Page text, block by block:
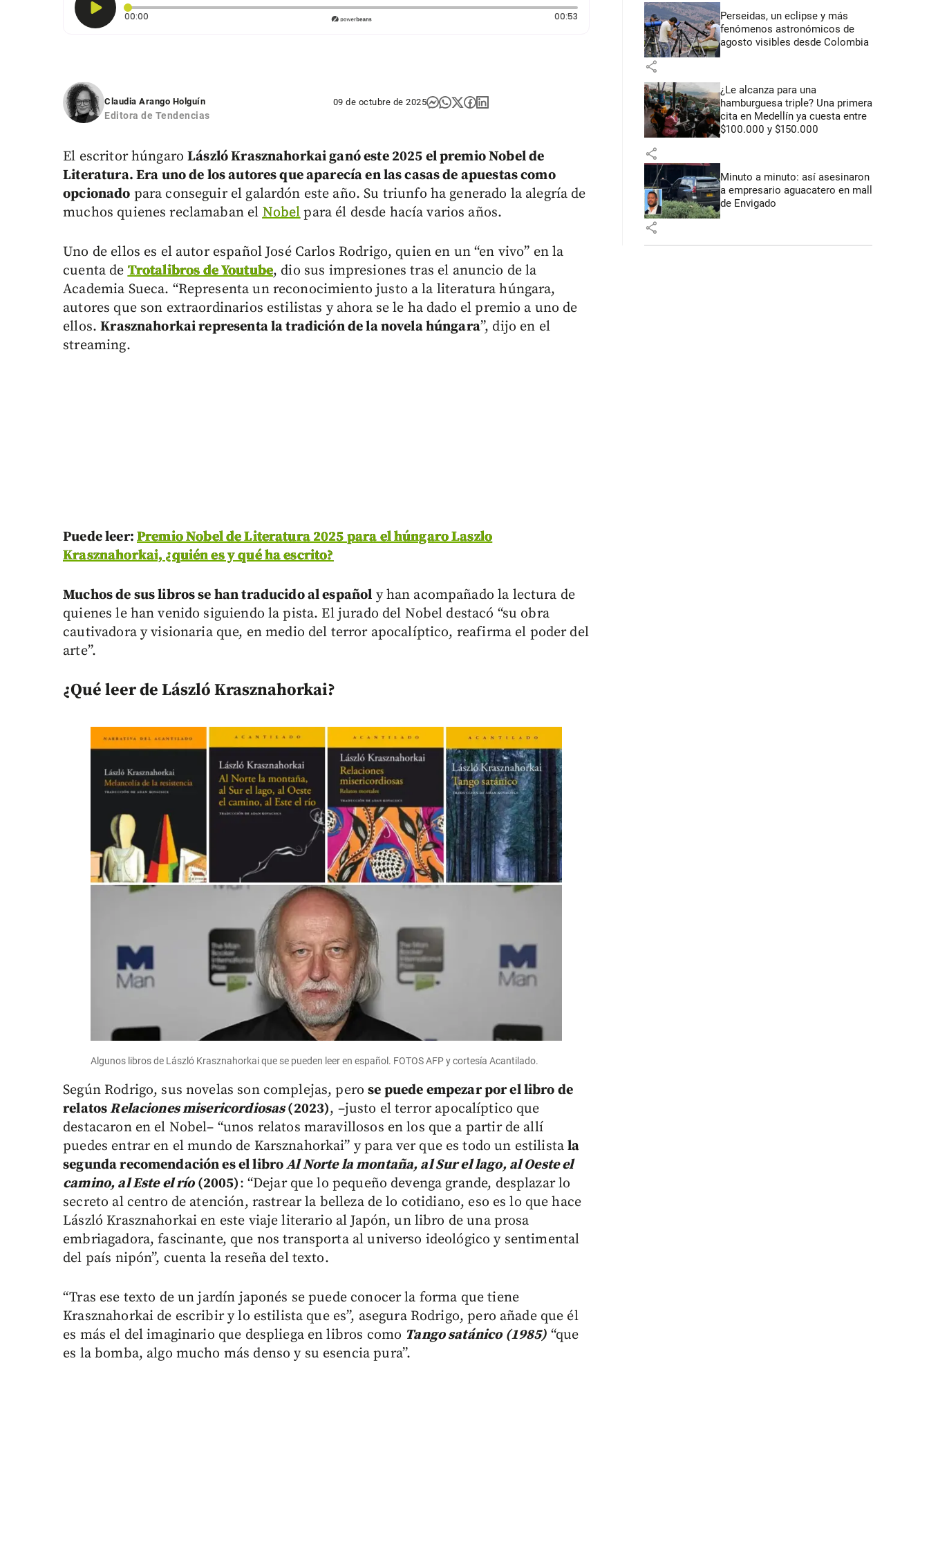
00:00
00:53Duración: 53 segundos
Claudia Arango Holguín
Editora de Tendencias
09 de octubre de 2025
El escritor húngaroLászló Krasznahorkai ganó este 2025 el premio Nobel de
Literatura. Era uno de los autores que aparecía en las casas de apuestas como
opcionado para conseguir el galardón este año. Su triunfo ha generado la alegría de
muchos quienes reclamaban elNobelpara él desde hacía varios años.
Uno de ellos es el autor español José Carlos Rodrigo, quien en un “en vivo” en la
cuenta deTrotalibros de Youtube, dio sus impresiones tras el anuncio de la
Academia Sueca. “Representa un reconocimiento justo a la literatura húngara,
autores que son extraordinarios estilistas y ahora se le ha dado el premio a uno de
ellos.Krasznahorkai representa la tradición de la novela húngara”, dijo en el
streaming.
Puede leer: Premio Nobel de Literatura 2025 para el húngaro Laszlo
Krasznahorkai, ¿quién es y qué ha escrito?
Muchos de sus libros se han traducido al español y han acompañado la lectura de
quienes le han venido siguiendo la pista. El jurado del Nobel destacó “su obra
cautivadora y visionaria que, en medio del terror apocalíptico, reafirma el poder del
arte”.
¿Qué leer de László Krasznahorkai?
Algunos libros de László Krasznahorkai que se pueden leer en español. FOTOS AFP y cortesía Acantilado.
Según Rodrigo, sus novelas son complejas, perose puede empezar por el libro de
relatosRelaciones misericordiosas(2023), –justo el terror apocalíptico que
destacaron en el Nobel– “unos relatos maravillosos en los que a partir de allí
puedes entrar en el mundo de Karsznahorkai” y para ver que es todo un estilistala
segunda recomendación es el libroAl Norte la montaña, al Sur el lago, al Oeste el
camino, al Este el río(2005): “Dejar que lo pequeño devenga grande, desplazar lo
secreto al centro de atención, rastrear la belleza de lo cotidiano, eso es lo que hace
László Krasznahorkai en este viaje literario al Japón, un libro de una prosa
embriagadora, fascinante, que nos transporta al universo ideológico y sentimental
del país nipón”, cuenta la reseña del texto.
“Tras ese texto de un jardín japonés se puede conocer la forma que tiene
Krasznahorkai de escribir y lo estilista que es”, asegura Rodrigo, pero añade que él
es más el del imaginario que despliega en libros como Tango satánico (1985) “que
es la bomba, algo mucho más denso y su esencia pura”.
Perseidas, un eclipse y más
fenómenos astronómicos de
agosto visibles desde Colombia
share
¿Le alcanza para una
hamburguesa triple? Una primera
cita en Medellín ya cuesta entre
$100.000 y $150.000
share
Minuto a minuto: así asesinaron
a empresario aguacatero en mall
de Envigado
share